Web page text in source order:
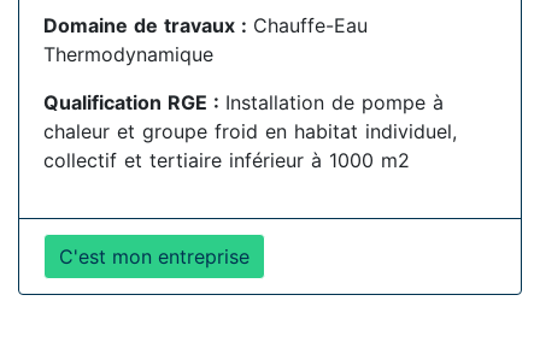
Domaine de travaux : Chauffe-Eau
Thermodynamique
Qualification RGE : Installation de pompe à
chaleur et groupe froid en habitat individuel,
collectif et tertiaire inférieur à 1000 m2
C'est mon entreprise